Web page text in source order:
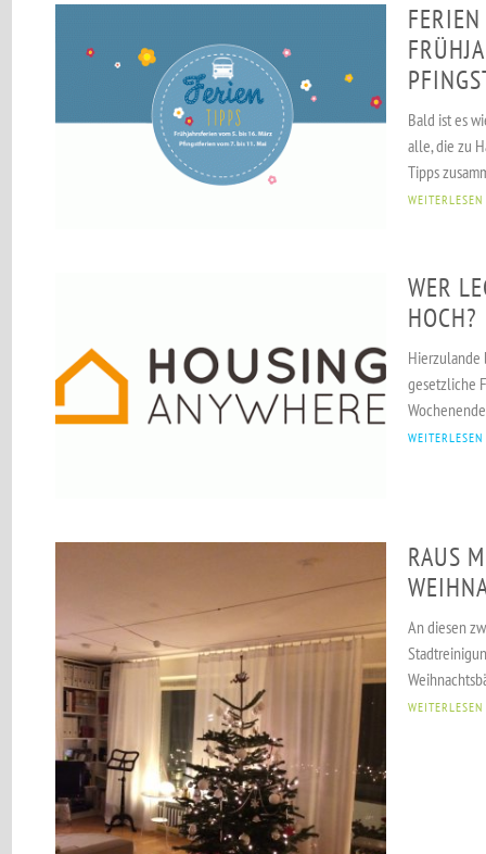
Bald ist es
alle, die zu
Tipps
WEITERLESEN
WER
OCH?
Hierzulande
gesetzliche
WEITERLESEN
RAUS
An diesen
WEITERLESEN